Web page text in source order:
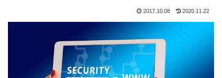
2017.10.08 2020.11.22